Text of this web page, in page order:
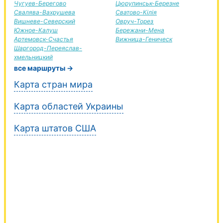
Чугуев-Берегово
Свалява-Вахрушева
Вишневе-Северский
Южное-Калуш
Артемовск-Счастья
Шаргород-Переяслав-
хмельницкий
Цюрупинськ-Березне
Сватово-Кілія
Овруч-Торез
Бережани-Мена
Вижница-Геническ
все маршруты →
Карта стран мира
Карта областей Украины
Карта штатов США